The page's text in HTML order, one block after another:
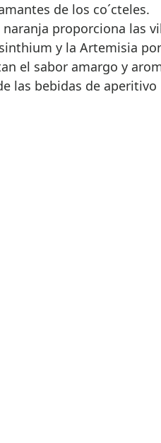
de los co´cteles.
naranja proporciona las
y la Artemisia
el sabor amargo y
las bebidas de